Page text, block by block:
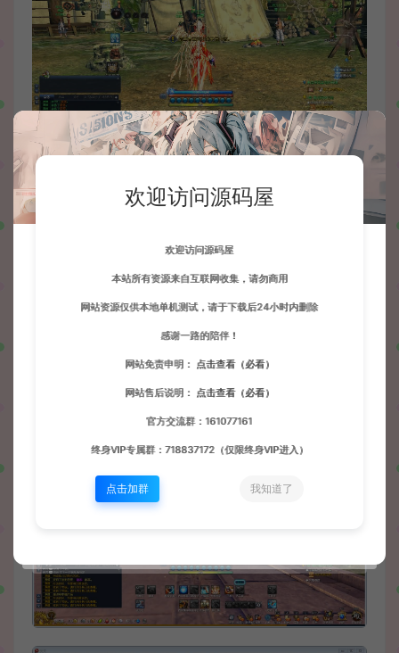
欢迎访问源码屋
欢迎访问源码屋
本站所有资源来自互联网收集，请勿商用
网站资源仅供本地单机测试，请于下载后24小时内删除
感谢一路的陪伴！
网站免责申明： 点击查看（必看）
网站售后说明： 点击查看（必看）
官方交流群：161077161
终身VIP专属群：718837172（仅限终身VIP进入）
点击加群 我知道了